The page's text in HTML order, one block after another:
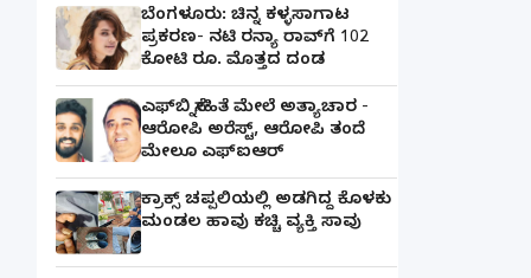
ಬೆಂಗಳೂರು: ಚಿನ್ನ ಕಳ್ಳಸಾಗಾಟ
ಪ್ರಕರಣ- ನಟಿ ರನ್ಯಾ ರಾವ್‌ಗೆ 102
ಕೋಟಿ ರೂ. ಮೊತ್ತದ ದಂಡ
ಎಫ್‌ಬಿ ಸ್ನೇಹಿತೆ ಮೇಲೆ ಅತ್ಯಾಚಾರ -
ಆರೋಪಿ ಅರೆಸ್ಟ್, ಆರೋಪಿ ತಂದೆ
ಮೇಲೂ ಎಫ್ಐಆರ್
ಕ್ರಾಕ್ಸ್ ಚಪ್ಪಲಿಯಲ್ಲಿ ಅಡಗಿದ್ದ ಕೊಳಕು
ಮಂಡಲ ಹಾವು ಕಚ್ಚಿ ವ್ಯಕ್ತಿ ಸಾವು